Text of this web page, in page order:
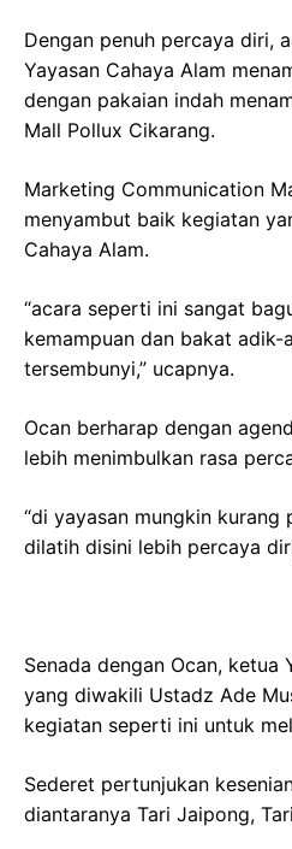
Dengan penuh percaya diri,
Yayasan Cahaya Alam
dengan pakaian indah
Mall Pollux Cikarang.
Marketing Communication
menyambut baik kegiatan
Cahaya Alam.
“acara seperti ini sangat
kemampuan dan bakat
tersembunyi,” ucapnya.
Ocan berharap dengan
lebih menimbulkan rasa
“di yayasan mungkin kurang
dilatih disini lebih percaya
Senada dengan Ocan, ketua
yang diwakili Ustadz Ade
kegiatan seperti ini untuk
Sederet pertunjukan
diantaranya Tari Jaipong,